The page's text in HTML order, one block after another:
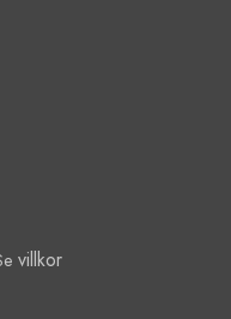
villkor